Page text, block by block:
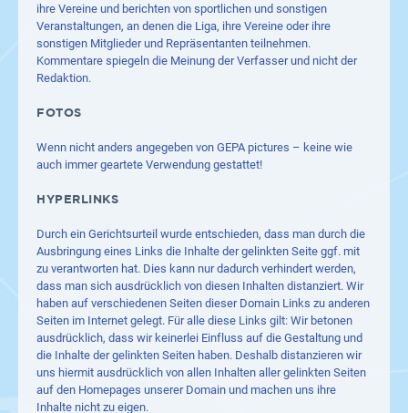
ihre Vereine und berichten von sportlichen und sonstigen
Veranstaltungen, an denen die Liga, ihre Vereine oder ihre
sonstigen Mitglieder und Repräsentanten teilnehmen.
Kommentare spiegeln die Meinung der Verfasser und nicht der
Redaktion.
FOTOS
Wenn nicht anders angegeben von GEPA pictures – keine wie
auch immer geartete Verwendung gestattet!
HYPERLINKS
Durch ein Gerichtsurteil wurde entschieden, dass man durch die
Ausbringung eines Links die Inhalte der gelinkten Seite ggf. mit
zu verantworten hat. Dies kann nur dadurch verhindert werden,
dass man sich ausdrücklich von diesen Inhalten distanziert. Wir
haben auf verschiedenen Seiten dieser Domain Links zu anderen
Seiten im Internet gelegt. Für alle diese Links gilt: Wir betonen
ausdrücklich, dass wir keinerlei Einfluss auf die Gestaltung und
die Inhalte der gelinkten Seiten haben. Deshalb distanzieren wir
uns hiermit ausdrücklich von allen Inhalten aller gelinkten Seiten
auf den Homepages unserer Domain und machen uns ihre
Inhalte nicht zu eigen.